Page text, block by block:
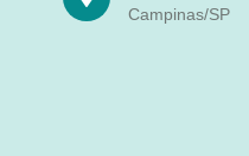
Campinas/SP